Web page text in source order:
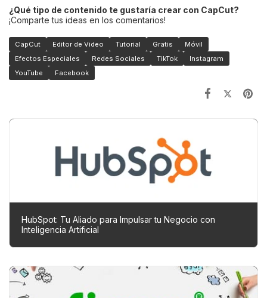
¿Qué tipo de contenido te gustaría crear con CapCut?
¡Comparte tus ideas en los comentarios!
CapCut Editor de Video Tutorial Gratis
Móvil
Efectos Especiales
Redes Sociales TikTok
Instagram
YouTube
Facebook
HubSpot: Tu Aliado para Impulsar tu Negocio con
Inteligencia Artificial